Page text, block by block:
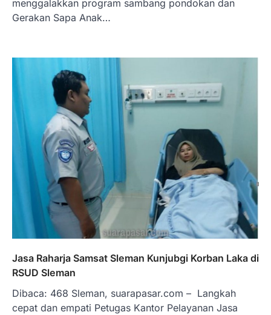
menggalakkan program sambang pondokan dan
Gerakan Sapa Anak…
Jasa Raharja Samsat Sleman Kunjubgi Korban Laka di
RSUD Sleman
Dibaca: 468 Sleman, suarapasar.com – Langkah
cepat dan empati Petugas Kantor Pelayanan Jasa